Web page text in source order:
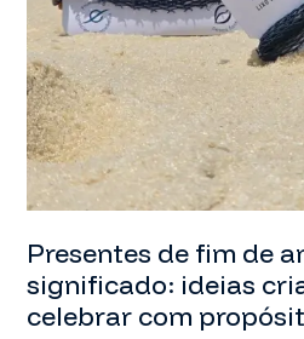
Presentes de fim de
significado: ideias
celebrar com